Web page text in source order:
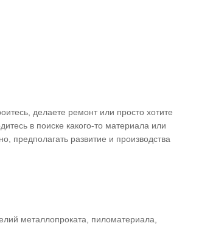
делаете ремонт или просто хотите
в поиске какого-то материала или
предполагать развитие и производства
металлопроката, пиломатериала,